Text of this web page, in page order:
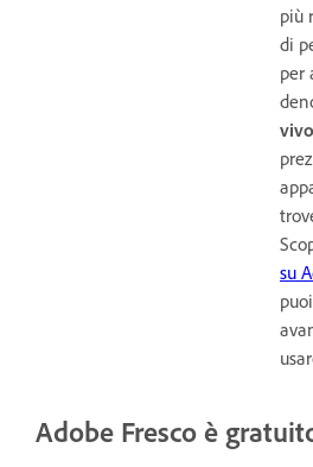
più
di
per
vivo
su
Adobe Fresco è